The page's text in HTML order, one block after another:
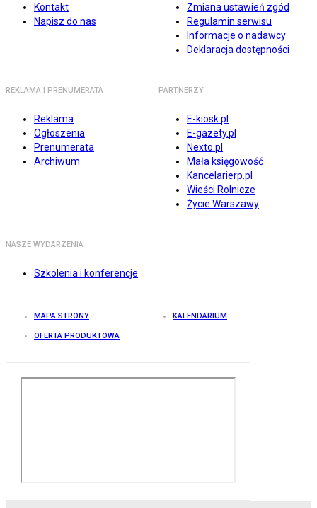
Kontakt
Napisz do nas
Zmiana ustawień zgód
Regulamin serwisu
Informacje o nadawcy
Deklaracja dostępności
REKLAMA I PRENUMERATA
Reklama
Ogłoszenia
Prenumerata
Archiwum
PARTNERZY
E-kiosk.pl
E-gazety.pl
Nexto.pl
Mała księgowość
Kancelarierp.pl
Wieści Rolnicze
Życie Warszawy
NASZE WYDARZENIA
Szkolenia i konferencje
MAPA STRONY KALENDARIUM
OFERTA PRODUKTOWA